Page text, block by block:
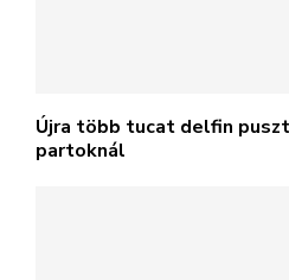
Újra több tucat delfin
partoknál